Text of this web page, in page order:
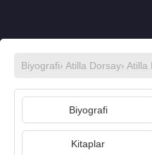
Biyografi› Atilla Dorsay› Atilla
Biyografi
Kitaplar